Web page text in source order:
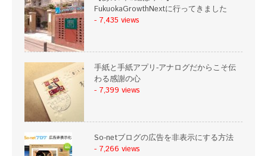
FukuokaGrowthNextに行ってきました
- 7,435 views
手紙と手紙アプリ-アナログだからこそ伝
わる感謝の心
- 7,399 views
So-netブログの広告を非表示にする方法
- 7,266 views